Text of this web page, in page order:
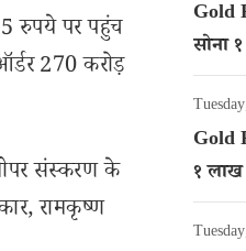
रुपये पर पहुंच
270 करोड़
संस्करण के
रामकृष्ण
Gold
सोना
गोल्ड
Gold
१
गोल्ड